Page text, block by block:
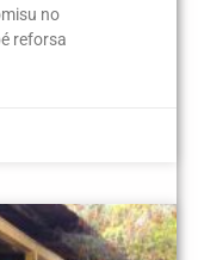
no
reforsa